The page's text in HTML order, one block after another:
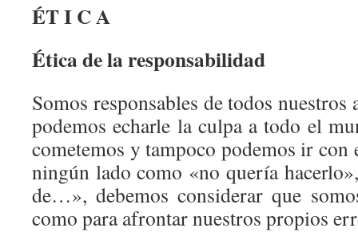
ÉT I C A
Ética de la responsabilidad
Somos responsables de todos
podemos echarle la culpa a todo el
cometemos y tampoco podemos ir con
ningún lado como «no quería
de…», debemos considerar que
como para afrontar nuestros propios